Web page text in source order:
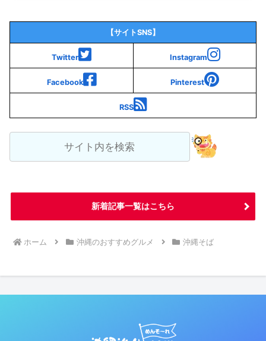
【サイトSNS】
Twitter Instagram
Facebook Pinterest
RSS
新着記事一覧はこちら
ホーム 沖縄のおすすめグルメ 沖縄そば